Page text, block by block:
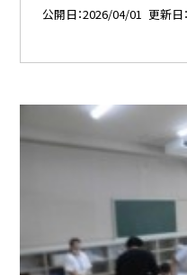
公開日 2026/04/01 更新日